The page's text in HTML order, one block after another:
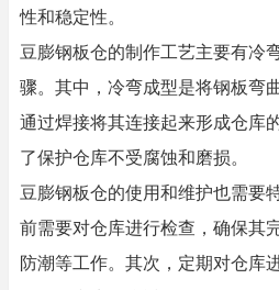
性和稳定性。
豆膨钢板仓的制作工艺主要有冷
骤。其中，冷弯成型是将钢板弯
通过焊接将其连接起来形成仓库
了保护仓库不受腐蚀和磨损。
豆膨钢板仓的使用和维护也需要
前需要对仓库进行检查，确保其
防潮等工作。其次，定期对仓库